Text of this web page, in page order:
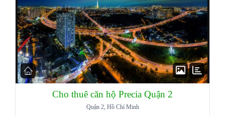
Cho thuê căn hộ Precia Quận 2
Quận 2, Hồ Chí Minh